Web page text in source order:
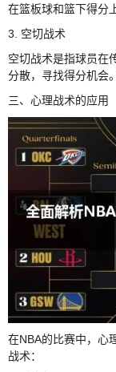
在篮板球和篮下得分
3. 空切战术
空切战术是指球员在
分散，寻找得分机会
三、心理战术的应用
在NBA的比赛中，心
战术：